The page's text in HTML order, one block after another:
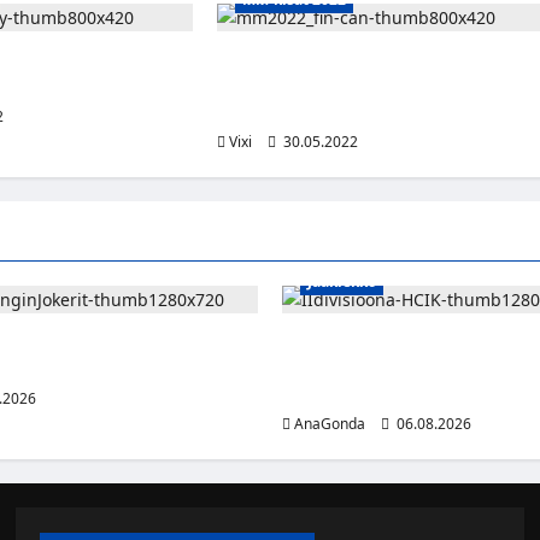
Vixi
30.05.2022
Jääkiekko
AnaGonda
06.08.2026